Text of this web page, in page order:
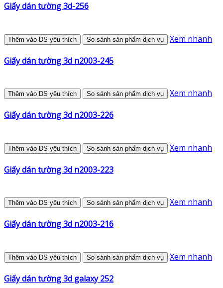
Giấy dán tường 3d-256
Thêm vào DS yêu thích So sánh sản phẩm dịch vụ Xem nhanh
Giấy dán tường 3d n2003-245
Thêm vào DS yêu thích So sánh sản phẩm dịch vụ Xem nhanh
Giấy dán tường 3d n2003-226
Thêm vào DS yêu thích So sánh sản phẩm dịch vụ Xem nhanh
Giấy dán tường 3d n2003-223
Thêm vào DS yêu thích So sánh sản phẩm dịch vụ Xem nhanh
Giấy dán tường 3d n2003-216
Thêm vào DS yêu thích So sánh sản phẩm dịch vụ Xem nhanh
Giấy dán tường 3d galaxy 252